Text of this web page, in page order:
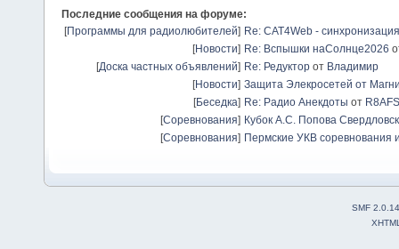
Последние сообщения на форуме:
[Программы для радиолюбителей] Re: CAT4Web -
[Новости] Re: Вспышки наСолнце2026
[Доска частных объявлений] Re: Редуктор от Владимир
[Новости] Защита Элекросетей от
[Беседка] Re: Радио Анекдоты от R8AFS
[Соревнования] Кубок А.С. Попова
[Соревнования] Пермские УКВ соревнования
SMF 2.0.14